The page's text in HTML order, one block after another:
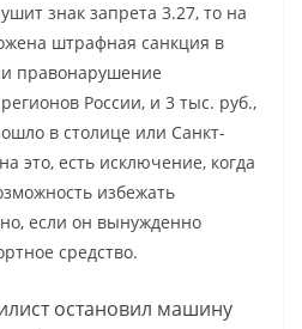
знак запрета 3.27, то на
штрафная санкция в
правонарушение
России, и 3 тыс. руб.,
в столице или Санкт-
это, есть исключение, когда
избежать
если он вынужденно
средство.
остановил машину